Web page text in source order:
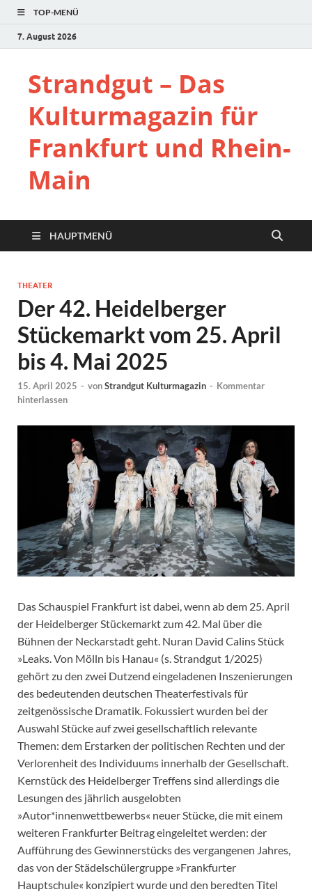
TOP-MENÜ
7. August 2026
Strandgut – Das
Kulturmagazin für
Frankfurt und Rhein-
Main
HAUPTMENÜ
THEATER
Der 42. Heidelberger
Stückemarkt vom 25. April
bis 4. Mai 2025
15. April 2025 - vonStrandgut Kulturmagazin - Kommentar
hinterlassen
Das Schauspiel Frankfurt ist dabei, wenn ab dem 25. April
der Heidelberger Stückemarkt zum 42. Mal über die
Bühnen der Neckarstadt geht. Nuran David Calins Stück
»Leaks. Von Mölln bis Hanau« (s. Strandgut 1/2025)
gehört zu den zwei Dutzend eingeladenen Inszenierungen
des bedeutenden deutschen Theaterfestivals für
zeitgenössische Dramatik. Fokussiert wurden bei der
Auswahl Stücke auf zwei gesellschaftlich relevante
Themen: dem Erstarken der politischen Rechten und der
Verlorenheit des Individuums innerhalb der Gesellschaft.
Kernstück des Heidelberger Treffens sind allerdings die
Lesungen des jährlich ausgelobten
»Autor*innenwettbewerbs« neuer Stücke, die mit einem
weiteren Frankfurter Beitrag eingeleitet werden: der
Aufführung des Gewinnerstücks des vergangenen Jahres,
das von der Städelschülergruppe »Frankfurter
Hauptschule« konzipiert wurde und den beredten Titel